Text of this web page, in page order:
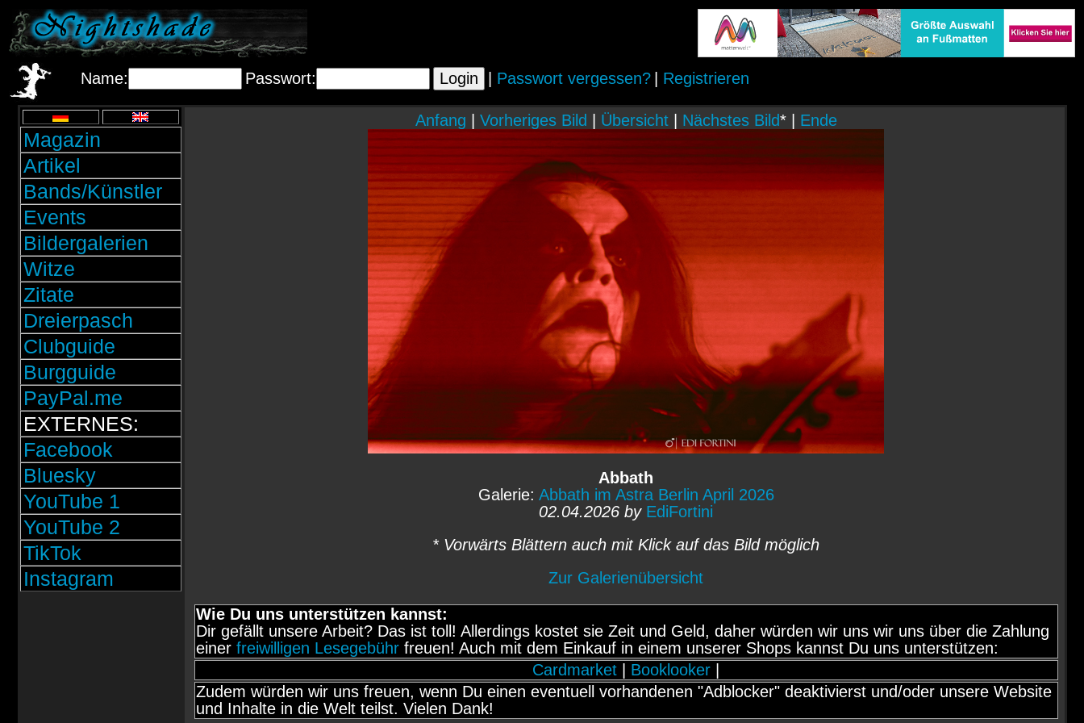
Name: Passwort: Passwort vergessen? Registrieren
Magazin
Artikel
Bands/Künstler
Events
Bildergalerien
Witze
Zitate
Dreierpasch
Clubguide
Burgguide
PayPal.me
EXTERNES:
Facebook
Bluesky
YouTube 1
YouTube 2
TikTok
Instagram
Anfang Vorheriges Bild Übersicht| Nächstes Bild* | Ende
Abbath
Galerie: Abbath im Astra Berlin April 2026
02.04.2026 by EdiFortini
* Vorwärts Blättern auch mit Klick auf das Bild möglich
Zur Galerienübersicht
Wie Du uns unterstützen kannst:
Dir gefällt unsere Arbeit? Das ist toll! Allerdings kostet sie Zeit und Geld, daher würden wir uns wir uns über die Zahlung
einer freiwilligen Lesegebührfreuen! Auch mit dem Einkauf in einem unserer Shops kannst Du uns unterstützen:
Cardmarket
Booklooker
Zudem würden wir uns freuen, wenn Du einen eventuell vorhandenen "Adblocker" deaktivierst und/oder unsere Website
und Inhalte in die Welt teilst. Vielen Dank!